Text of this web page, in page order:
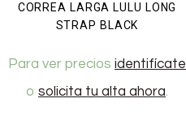
CORREA LARGA LULU LONG
STRAP BLACK
Para ver precios identifícate
o solicita tu alta ahora.